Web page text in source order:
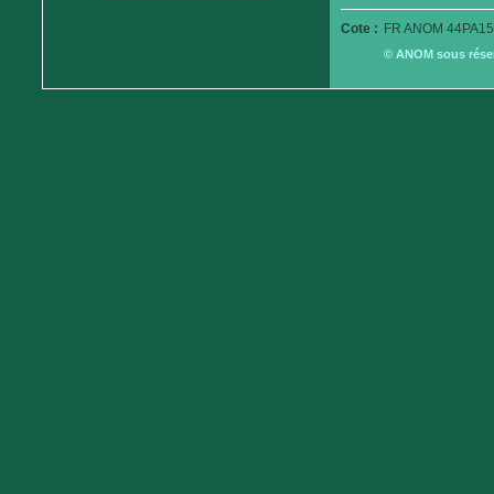
Cote : FR ANOM
© ANOM sous